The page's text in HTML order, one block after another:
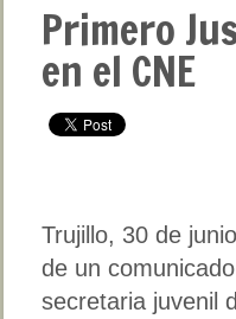
Primero
en el CNE
Trujillo, 30 de
de un
secretaria juvenil